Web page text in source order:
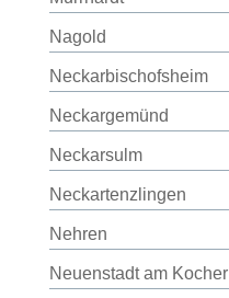
Nagold
Neckarbischofsheim
Neckargemünd
Neckarsulm
Neckartenzlingen
Nehren
Neuenstadt am Kocher